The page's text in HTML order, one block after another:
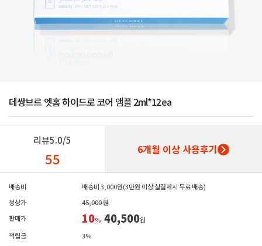
데쌍브르 엣홈 하이드로 코어 앰플 2ml*12ea
리뷰5.0/5
55 6개월 이상 사용후기
배송비
배송비 3,000원(3만원 이상 실결제시 무료 배송)
정상가
45,000 원
판매가
10% 40,500원
적립금
3%